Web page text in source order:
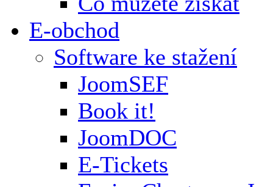
E-obchod
Software ke stažení
JoomSEF
Book it!
JoomDOC
E-Tickets